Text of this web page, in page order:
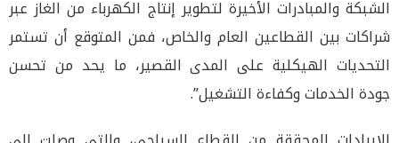
الشبكة والمبادرات الأخيرة لتطوير إنتاج الكهرباء من الغاز عبر
شراكات بين القطاعين العام والخاص، فمن المتوقع أن تستمر
التحديات الهيكلية على المدى القصير، ما يحد من تحسن
جودة الخدمات وكفاءة التشغيل”.